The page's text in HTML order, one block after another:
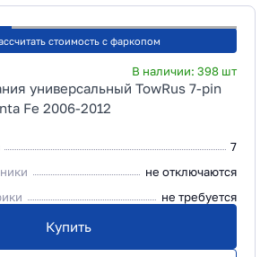
стоимость с фаркопом
В наличии: 398 шт
универсальный TowRus 7-pin
Fe 2006-2012
7
не отключаются
не требуется
Купить